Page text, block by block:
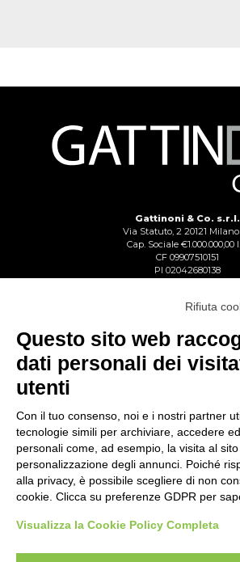
Gattinoni & Co. s.r.l.
Via Statuto, 2 20121
Cap. Sociale €1.000.000,00
CF 09907510151
PI 02042680138
Rifiuta
Questo sito web
dati personali dei
utenti
Con il tuo consenso, noi e i nostri partner
tecnologie simili per archiviare, accedere
personali come, ad esempio, la visita al
personalizzazione degli annunci. Poiché
alla privacy, è possibile scegliere di non
cookie. Clicca su preferenze GDPR per
Visualizza la Cookie Policy Completa